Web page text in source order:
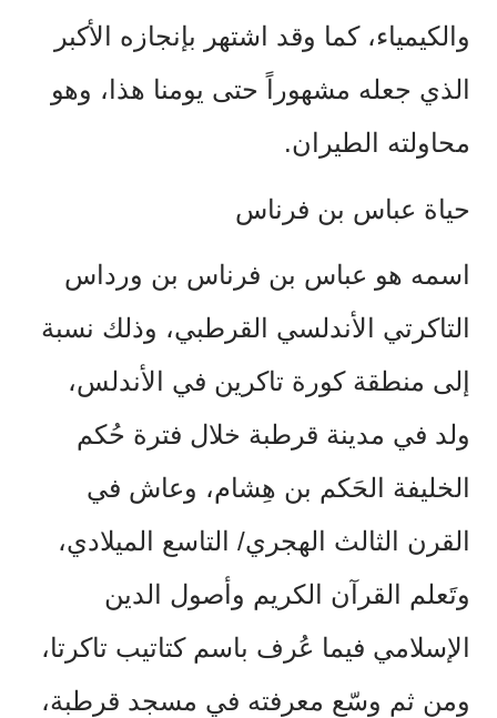
والكيمياء، كما وقد اشتهر بإنجازه الأكبر
الذي جعله مشهوراً حتى يومنا هذا، وهو
محاولته الطيران.
حياة عباس بن فرناس
اسمه هو عباس بن فرناس بن ورداس
التاكرتي الأندلسي القرطبي، وذلك نسبة
إلى منطقة كورة تاكرين في الأندلس،
ولد في مدينة قرطبة خلال فترة حُكم
الخليفة الحَكم بن هِشام، وعاش في
القرن الثالث الهجري/ التاسع الميلادي،
وتَعلم القرآن الكريم وأصول الدين
الإسلامي فيما عُرف باسم كتاتيب تاكرتا،
ومن ثم وسّع معرفته في مسجد قرطبة،